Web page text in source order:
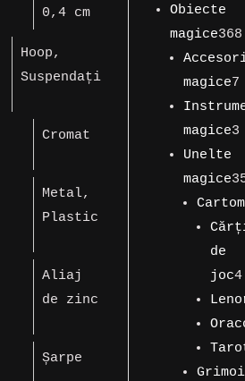
0,4 cm
Hoop,
Suspendați
Cromat
Metal,
Plastic
Aliaj
de zinc
Șarpe
de
Obiecte
magice368
368
de
produse
magice7
7
produse
magice3
3
produse
Unelte
magice
358
de
produse
149
dede
joc4
4
11
33
de
71